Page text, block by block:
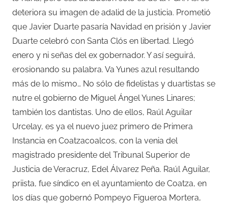
deteriora su imagen de adalid de la justicia. Prometió
que Javier Duarte pasaría Navidad en prisión y Javier
Duarte celebró con Santa Clós en libertad. Llegó
enero y ni señas del ex gobernador. Y así seguirá,
erosionando su palabra. Va Yunes azul resultando
más de lo mismo… No sólo de fidelistas y duartistas se
nutre el gobierno de Miguel Ángel Yunes Linares;
también los dantistas. Uno de ellos, Raúl Aguilar
Urcelay, es ya el nuevo juez primero de Primera
Instancia en Coatzacoalcos, con la venia del
magistrado presidente del Tribunal Superior de
Justicia de Veracruz, Edel Álvarez Peña. Raúl Aguilar,
priista, fue síndico en el ayuntamiento de Coatza, en
los días que gobernó Pompeyo Figueroa Mortera,